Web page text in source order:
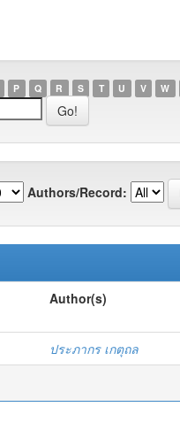
P Q R S T U V W
Authors/Record:
Author(s)
ประภากร เกตุถล